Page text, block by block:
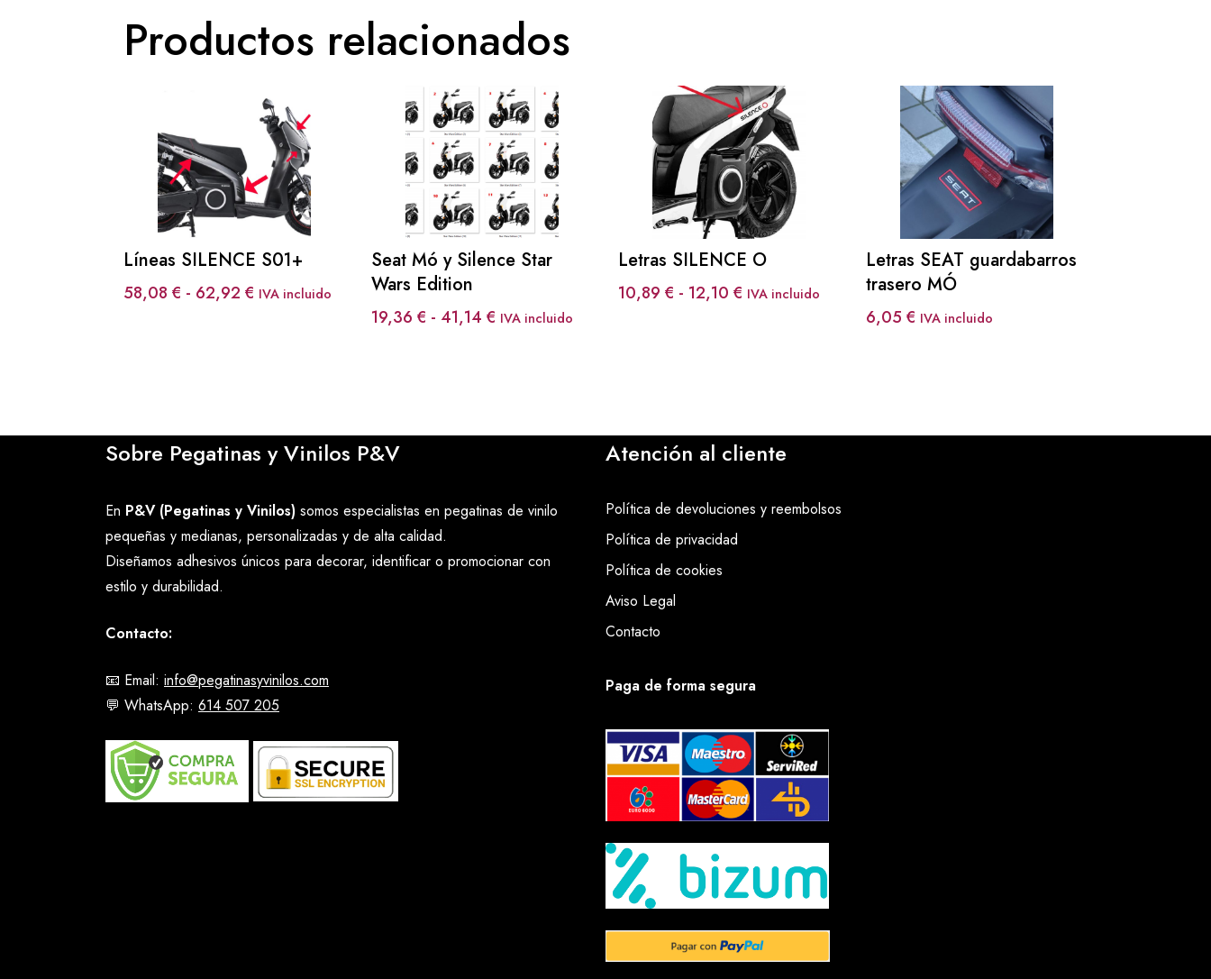
desde
8,47 €
9,68 €
7,26 €
hasta
8,47 €
Productos relacionados
Líneas SILENCE S01+
58,08 € - 62,92 € Rango
62,92 €
IVA incluido
Seat Mó y Silence Star
Wars Edition
19,36 € - 41,14 €Rango
hasta
IVA incluido
Letras SILENCE O
10,89 € - 12,10 € Rango
12,10 €
IVA incluido
Letras SEAT guardabarros
trasero MÓ
6,05 € IVA incluido
Sobre Pegatinas y Vinilos P&V
En P&V (Pegatinas y Vinilos) somos especialistas en pegatinas de vinilo
pequeñas y medianas, personalizadas y de alta calidad.
Diseñamos adhesivos únicos para decorar, identificar o promocionar con
estilo y durabilidad.
Contacto:
📧 Email: info@pegatinasyvinilos.com
💬 WhatsApp: 614 507 205
Atención al cliente
Política de devoluciones y reembolsos
Política de privacidad
Política de cookies
Aviso Legal
Contacto
Paga de forma segura